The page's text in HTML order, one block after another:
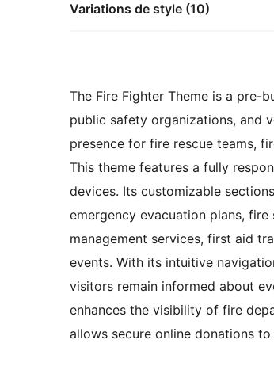
Variations de style (10)
The Fire Fighter Theme is a pre-
public safety organizations, and
presence for fire rescue teams,
This theme features a fully
devices. Its customizable
emergency evacuation plans,
management services, first aid
events. With its intuitive
visitors remain informed about
enhances the visibility of fire
allows secure online donations